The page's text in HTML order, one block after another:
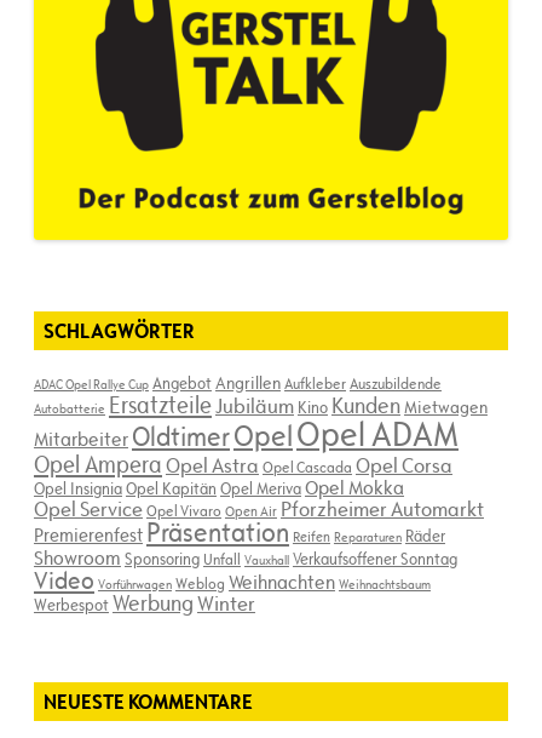
SCHLAGWÖRTER
ADAC Opel Rallye Cup AngebotAngrillenAufkleberAuszubildende
Autobatterie ErsatzteileJubiläum Kino KundenMietwagen
Mitarbeiter OldtimerOpelOpel ADAM
Opel AmperaOpel Astra Opel Cascada Opel Corsa
Opel InsigniaOpel Kapitän Opel MerivaOpel Mokka
Opel ServiceOpel Vivaro Open Air Pforzheimer Automarkt
Premierenfest Präsentation Reifen Reparaturen Räder
Showroom Sponsoring Unfall Vauxhall Verkaufsoffener Sonntag
Video Vorführwagen Weblog Weihnachten Weihnachtsbaum
WerbespotWerbungWinter
NEUESTE KOMMENTARE